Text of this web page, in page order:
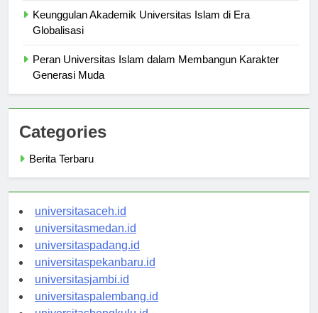
Keunggulan Akademik Universitas Islam di Era
Peran Universitas Islam dalam Membangun Karakter
Categories
universitasaceh.id
universitasmedan.id
universitaspadang.id
universitaspekanbaru.id
universitasjambi.id
universitaspalembang.id